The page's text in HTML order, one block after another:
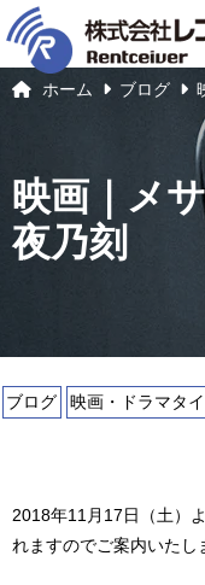
ホーム ブログ
映画｜メ
夜乃刻
ブログ 映画・ドラマタ
2018年11月17日（土）
れますのでご案内いたし